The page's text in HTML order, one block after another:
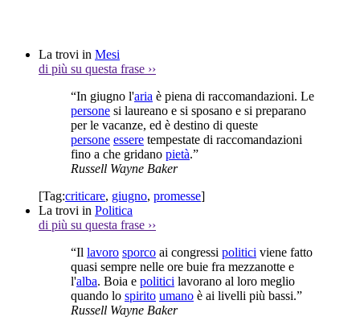
La trovi in Mesi
di più su questa frase ››
“In giugno l'aria è piena di raccomandazioni. Le
persone si laureano e si sposano e si preparano
per le vacanze, ed è destino di queste
persone essere tempestate di raccomandazioni
fino a che gridano pietà.”
Russell Wayne Baker
[Tag:criticare, giugno, promesse]
La trovi in Politica
di più su questa frase ››
“Il lavoro sporco ai congressi politici viene fatto
quasi sempre nelle ore buie fra mezzanotte e
l'alba. Boia e politici lavorano al loro meglio
quando lo spirito umano è ai livelli più bassi.”
Russell Wayne Baker